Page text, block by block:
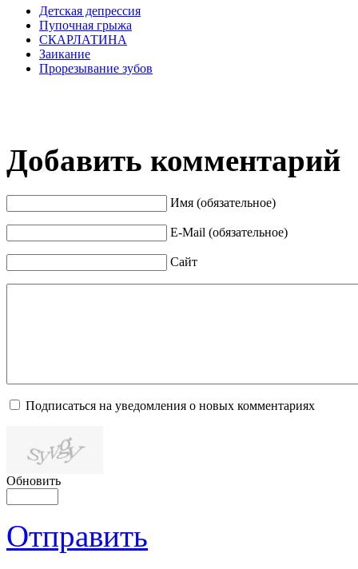
Детская депрессия
Пупочная грыжа
СКАРЛАТИНА
Заикание
Прорезывание зубов
Добавить комментарий
Имя (обязательное)
E-Mail (обязательное)
Сайт
Подписаться на уведомления о новых комментариях
Обновить
Отправить